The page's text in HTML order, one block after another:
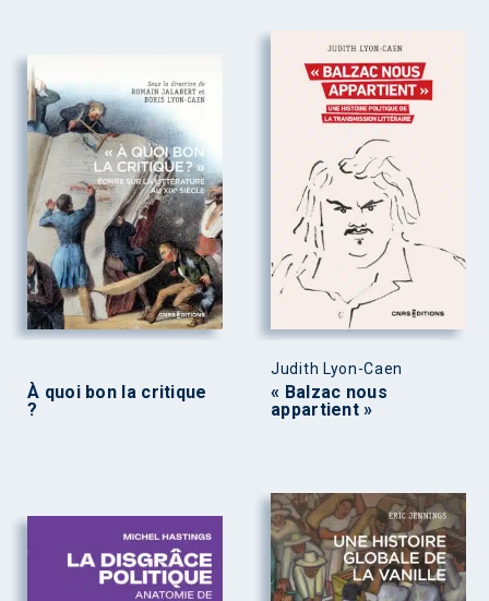
À quoi bon la critique
?
Judith Lyon-Caen
« Balzac nous
appartient »